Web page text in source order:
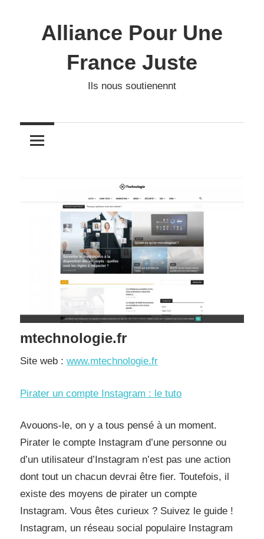
contentAlliance Pour Une
France Juste
Ils nous soutienennt
mtechnologie.fr
Site web : www.mtechnologie.fr
Pirater un compte Instagram : le tuto
Avouons-le, on y a tous pensé à un moment.
Pirater le compte Instagram d’une personne ou
d’un utilisateur d’Instagram n’est pas une action
dont tout un chacun devrai être fier. Toutefois, il
existe des moyens de pirater un compte
Instagram. Vous êtes curieux ? Suivez le guide !
Instagram, un réseau social populaire Instagram